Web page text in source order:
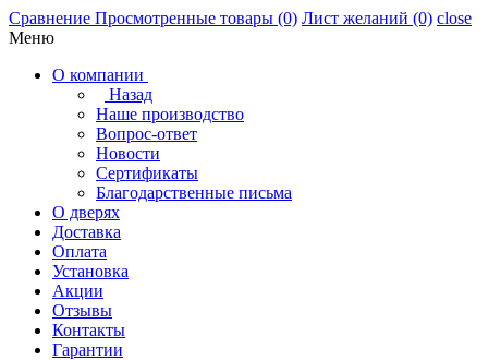
Сравнение Просмотренные товары (0) Лист желаний (0) close
Меню
О компании
Назад
Наше производство
Вопрос-ответ
Новости
Сертификаты
Благодарственные письма
О дверях
Доставка
Оплата
Установка
Акции
Отзывы
Контакты
Гарантии